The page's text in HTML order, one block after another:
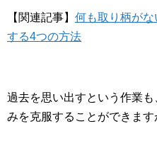
【関連記事】 何も取り柄が
する4つの方法
過去を思い出すという作業
みを克服することができます